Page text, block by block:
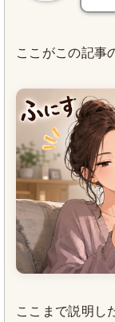
ここがこの記事
ここまで説明し